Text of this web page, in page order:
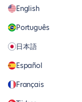
English
Português
日本語
Español
Français